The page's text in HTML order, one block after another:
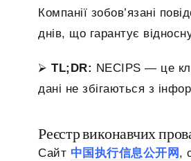
Компанії зобов’язані
днів, що гарантує
⮚ TL;DR: NECIPS — це
дані не збігаються з
Реєстр виконавчих
Сайт 中国 执行信息公开网 ,